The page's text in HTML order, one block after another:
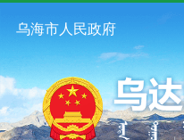
乌海市人民政府